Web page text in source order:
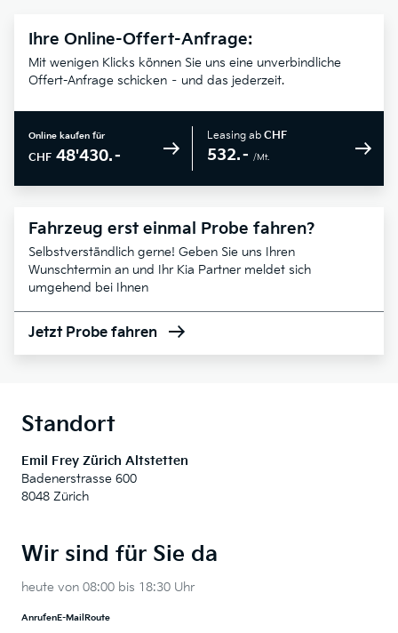
Ihre Online-Offert-Anfrage:
Mit wenigen Klicks können Sie uns eine unverbindliche
Offert-Anfrage schicken – und das jederzeit.
Online kaufen für
CHF 48'430.–
Leasing ab CHF
532.– /Mt.
Fahrzeug erst einmal Probe fahren?
Selbstverständlich gerne! Geben Sie uns Ihren
Wunschtermin an und Ihr Kia Partner meldet sich
umgehend bei Ihnen
Jetzt Probe fahren
Standort
Emil Frey Zürich Altstetten
Badenerstrasse 600
8048 Zürich
Wir sind für Sie da
heute von 08:00 bis 18:30 Uhr
AnrufenE-Mail Route